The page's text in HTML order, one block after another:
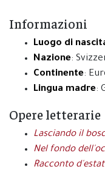
Informazioni
Luogo di
Nazione:
Continente:
Lingua madre:
Opere letterarie
Lasciando il
Nel fondo
Racconto